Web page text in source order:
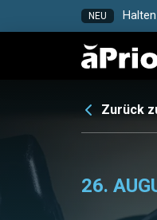
NEU
Zurück
26.